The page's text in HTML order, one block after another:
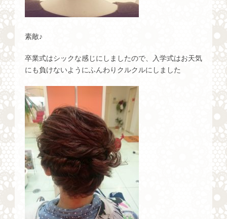
素敵♪
卒業式はシックな感じにしましたので、入学式はお天気
にも負けないようにふんわりクルクルにしました